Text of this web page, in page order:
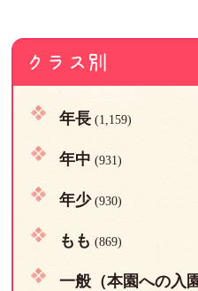
クラス別
年長(1,159)
年中 (931)
年少(930)
もも (869)
一般（本園への入